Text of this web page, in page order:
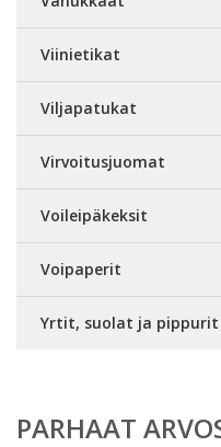
Viinietikat
Viljapatukat
Virvoitusjuomat
Voileipäkeksit
Voipaperit
Yrtit, suolat ja pippurit
PARHAAT